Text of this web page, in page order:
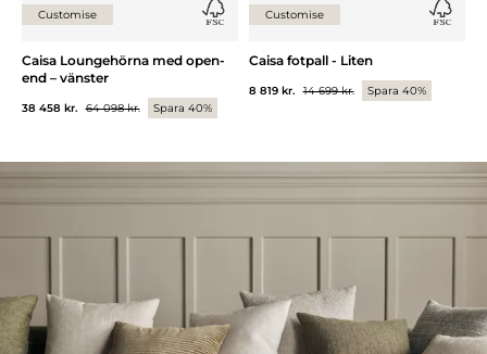
Customise
Caisa Loungehörna med open-
end – vänster
38 458 kr. 64 098 kr. Spara 40%
Customise
Caisa fotpall - Liten
8 819 kr. 14 699 kr. Spara 40%